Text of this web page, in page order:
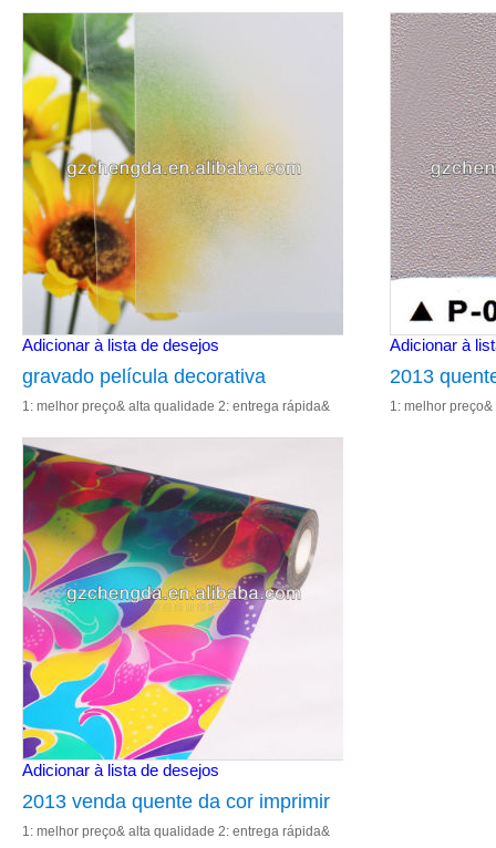
excelente serviço 3: cor de impressão 4: fábrica de
vender diretamente 5: re
excelente
vender
Adicionar à lista de desejos
gravado película decorativa
1: melhor preço& alta qualidade 2: entrega rápida&
excelente serviço 3: cor de impressão 4: fábrica de
vender diretamente 5: re
Adicionar à
2013
filme de
1: melhor
Adicionar à lista de desejos
2013 venda quente da cor imprimir
película de vidro para decoração
1: melhor preço& alta qualidade 2: entrega rápida&